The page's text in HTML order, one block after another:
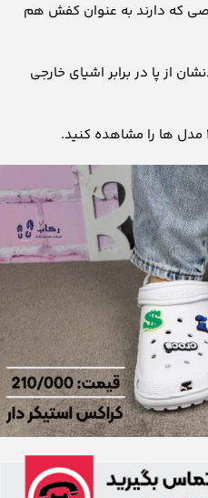
که دارند به عنوان کفش هم
از پا در برابر اشیای خارجی